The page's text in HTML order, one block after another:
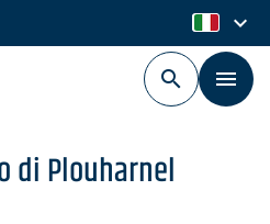
it
keyboard_arrow_down
di Plouharnel